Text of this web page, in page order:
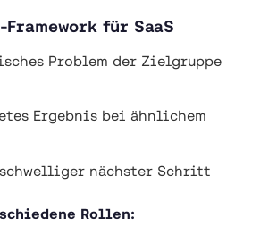
Framework für SaaS
Problem der Zielgruppe
Ergebnis bei ähnlichem
nächster Schritt
Rollen: